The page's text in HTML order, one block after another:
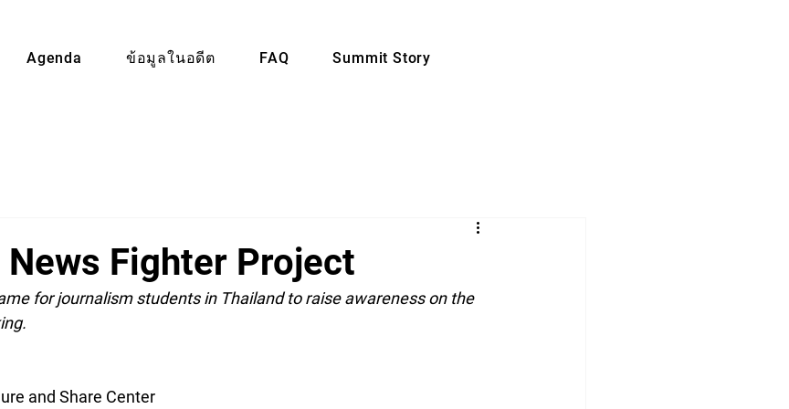
Agenda ข้อมูลในอดีต FAQ Summit Story
News Fighter Project
for journalism students in Thailand to raise awareness on the
and Share Center